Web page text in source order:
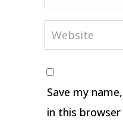
Save my
in this